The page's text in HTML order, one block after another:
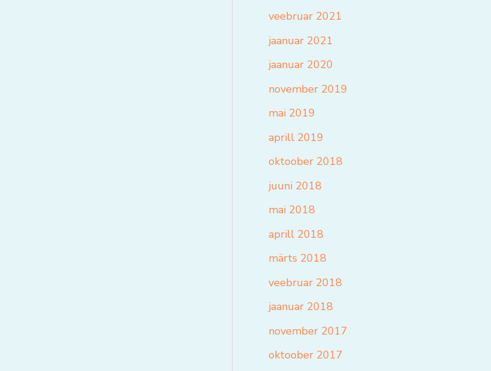
veebruar 2021
jaanuar 2021
jaanuar 2020
november 2019
mai 2019
aprill 2019
oktoober 2018
juuni 2018
mai 2018
aprill 2018
märts 2018
veebruar 2018
jaanuar 2018
november 2017
oktoober 2017